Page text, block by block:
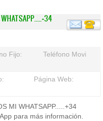
Fijo: Teléfono Movil:
Página Web:
MI WHATSAPP.....+34
para más información.